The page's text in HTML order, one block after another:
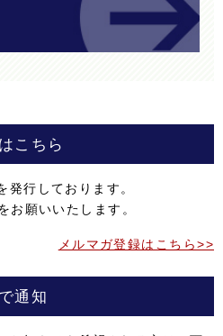
こちら
発行しております。
お願いいたします。
メルマガ登録はこちら>>
通知